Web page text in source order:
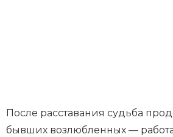
После расставания судьба
бывших возлюбленных —